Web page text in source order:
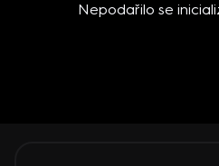
Nepodařilo se